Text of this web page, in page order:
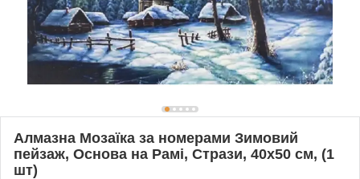
Алмазна Мозаїка за номерами Зимовий
пейзаж, Основа на Рамі, Стрази, 40х50 см, (1
шт)